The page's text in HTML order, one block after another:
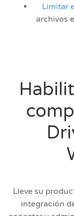
Limitar
archivos
Lleve su
integración